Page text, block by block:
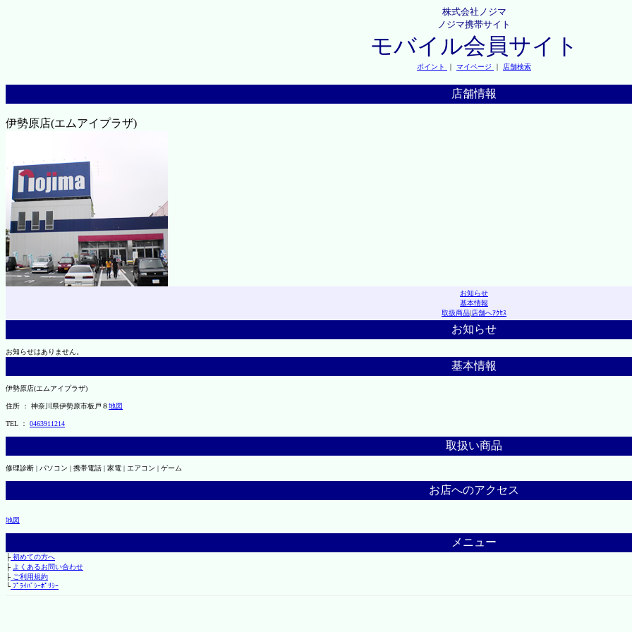
株式会社ノジマ
ノジマ携帯サイト
モバイル会員サイト
ポイント ｜ マイページ ｜ 店舗検索
店舗情報
伊勢原店(エムアイプラザ)
お知らせ
基本情報
取扱商品|店舗へｱｸｾｽ
お知らせ
お知らせはありません。
基本情報
伊勢原店(エムアイプラザ)
住所 ： 神奈川県伊勢原市板戸８地図
TEL ： 0463911214
取扱い商品
修理診断 | パソコン | 携帯電話 | 家電 | エアコン | ゲーム
お店へのアクセス
地図
メニュー
├初めての方へ
├ よくあるお問い合わせ
├ご利用規約
└ﾌﾟﾗｲﾊﾞｼｰﾎﾟﾘｼｰ